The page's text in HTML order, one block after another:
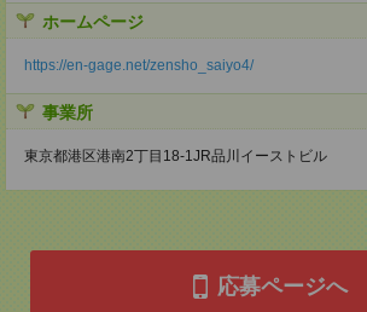
ホームページ
https://en-gage.net/zensho_saiyo4/
事業所
東京都港区港南2丁目18-1JR品川イーストビル
応募ページへ